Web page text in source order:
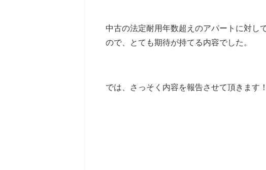
中古の法定耐用年数超えのアパートに対し
ので、とても期待が持てる内容でした。
では、さっそく内容を報告させて頂きます！